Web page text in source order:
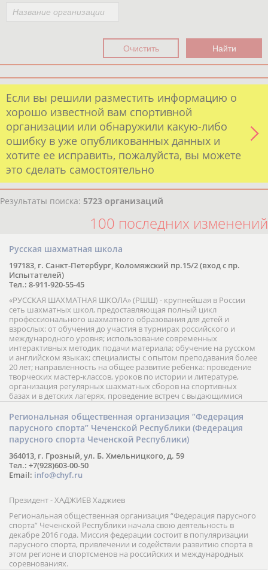
Если вы решили разместить информацию о
хорошо известной вам спортивной
организации или обнаружили какую-либо
ошибку в уже опубликованных данных и
хотите ее исправить, пожалуйста, вы можете
это сделать самостоятельно
Результаты поиска: 5723 организаций
100 последних изменений
Русская шахматная школа
197183, г. Санкт-Петербург, Коломяжский пр.15/2 (вход с пр.
Испытателей)
Тел.: 8-911-920-55-45
«РУССКАЯ ШАХМАТНАЯ ШКОЛА» (РШШ) - крупнейшая в России
сеть шахматных школ, предоставляющая полный цикл
профессионального шахматного образования для детей и
взрослых: от обучения до участия в турнирах российского и
международного уровня; использование современных
интерактивных методик подачи материала; обучение на русском
и английском языках; специалисты с опытом преподавания более
20 лет; направленность на общее развитие ребенка: проведение
творческих мастер-классов, уроков по истории и литературе,
организация регулярных шахматных сборов на спортивных
базах и в детских лагерях, проведение встреч с выдающимися
шахматистами; корпоративное обучение; онлайн обучение в
форме вебинаров и индивидуальных занятий, круглые столы
российских и международных тренеров, организация фестивалей;
онлайн трансляция мероприятий и турниров.
Региональная общественная организация “Федерация
парусного спорта” Чеченской Республики (Федерация
парусного спорта Чеченской Республики)
364013, г. Грозный, ул. Б. Хмельницкого, д. 59
Тел.: +7(928)603-00-50
Email: info@chyf.ru
Президент - ХАДЖИЕВ Хаджиев
Региональная общественная организация “Федерация парусного
спорта” Чеченской Республики начала свою деятельность в
декабре 2016 года. Миссия федерации состоит в популяризации
парусного спорта, привлечении и содействии развитию спорта в
этом регионе и спортсменов на российских и международных
соревнованиях.